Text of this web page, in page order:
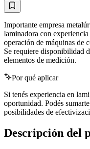
Importante empresa
laminadora con
operación de máquinas de
Se requiere disponibilidad
elementos de medición.
Por qué aplicar
Si tenés experiencia en
oportunidad. Podés
posibilidades de
Descripción del